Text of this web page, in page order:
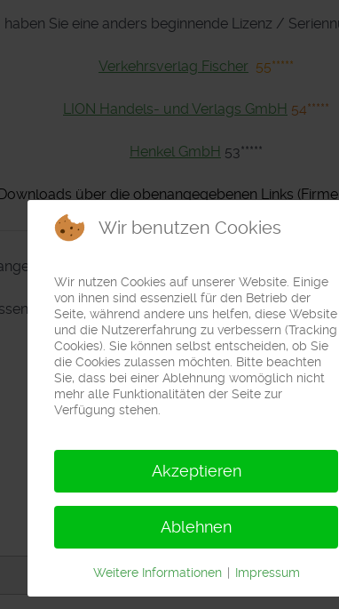
haben Sie eine anders beginnende Lizenz /
Verkehrsverlag Fischer 55*****
LION Handels- und Verlags GmbH 54*****
Henkel GmbH 53*****
über die obenangegebenen Links
Software ist auf die Formulare vom
Formulare finden Siehe hier beim Wilhelm
Wir benutzen Cookies
Wir nutzen Cookies auf unserer Website. Einige
von ihnen sind essenziell für den Betrieb der
Seite, während andere uns helfen, diese Website
und die Nutzererfahrung zu verbessern (Tracking
Cookies). Sie können selbst entscheiden, ob Sie
die Cookies zulassen möchten. Bitte beachten
Sie, dass bei einer Ablehnung womöglich nicht
mehr alle Funktionalitäten der Seite zur
Verfügung stehen.
Akzeptieren
Ablehnen
Weitere Informationen | Impressum